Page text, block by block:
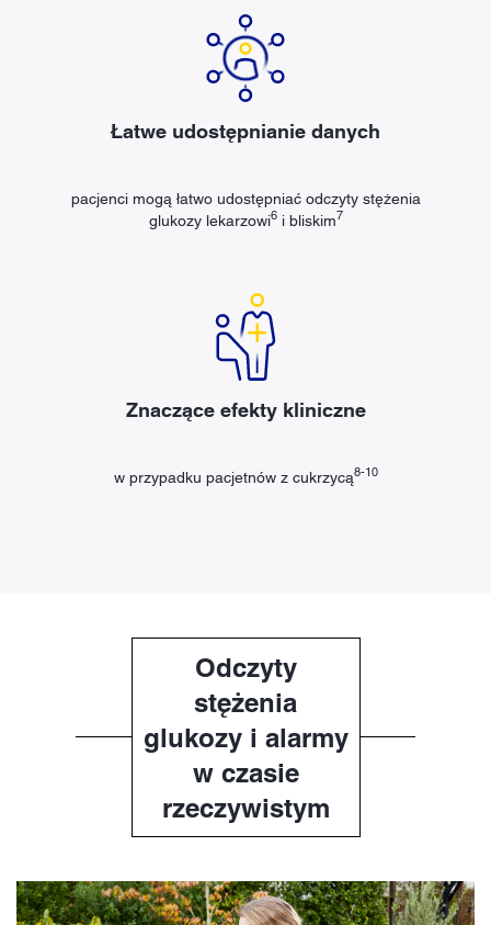
Łatwe udostępnianie danych
pacjenci mogą łatwo udostępniać odczyty stężenia
glukozy lekarzowi6i bliskim7
Znaczące efekty kliniczne
w przypadku pacjetnów z cukrzycą8-10
Odczyty
stężenia
glukozy i alarmy
w czasie
rzeczywistym